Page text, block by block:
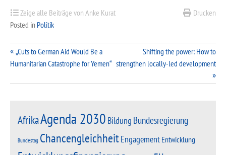
Drucken
Zeige alle Beiträge von Anke Kurat
Posted in Politik
Beitragsnavigation
„Cuts to German Aid Would Be a
Humanitarian Catastrophe for Yemen“
Shifting the power: How to
strengthen locally-led development
AfrikaAgenda 2030 Bildung Bundesregierung
Bundestag ChancengleichheitEngagement Entwicklung